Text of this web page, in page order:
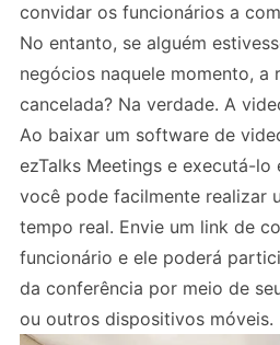
convidar os funcionários a
No entanto, se alguém
negócios naquele momento, a
cancelada? Na verdade. A
Ao baixar um software de
ezTalks Meetings e executá-lo
você pode facilmente realizar
tempo real. Envie um link de
funcionário e ele poderá
da conferência por meio de
ou outros dispositivos móveis.